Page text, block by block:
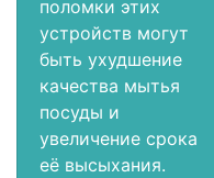
поломки этих
устройств могут
быть ухудшение
качества мытья
посуды и
увеличение срока
её высыхания.